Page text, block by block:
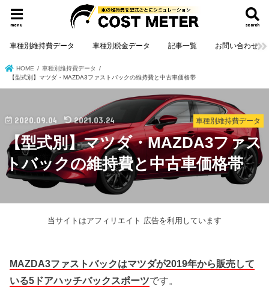
search
menu
車種別維持費データ 車種別税金データ 記事一覧 お問い合わせ
HOME
車種別維持費データ
【型式別】マツダ・MAZDA3ファストバックの維持費と中古車価格帯
車種別維持費データ
2020.09.04 2021.03.24
【型式別】マツダ・MAZDA3ファス
トバックの維持費と中古車価格帯
当サイトはアフィリエイト 広告を利用しています
MAZDA3ファストバックはマツダが2019年から販売して
いる5ドアハッチバックスポーツです。